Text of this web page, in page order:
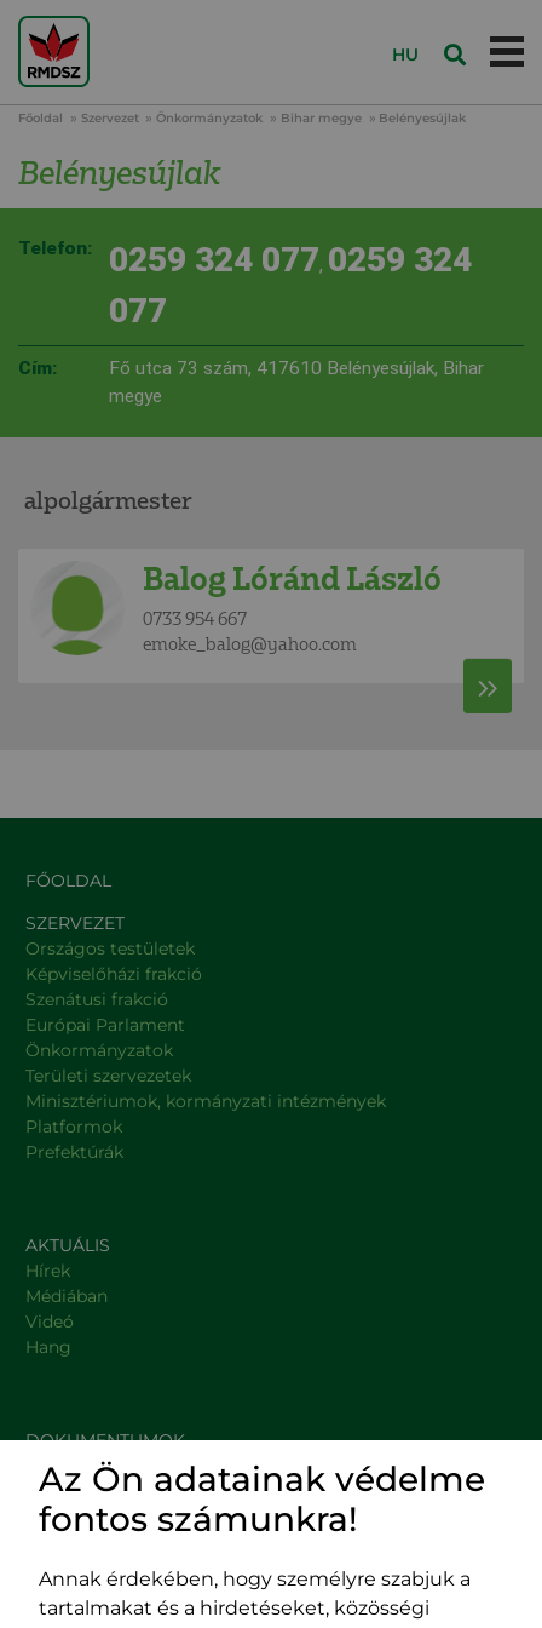
HU
Főoldal Szervezet Önkormányzatok Bihar megye Belényesújlak
Belényesújlak
Telefon: 0259 324 077, 0259 324
077
Cím:
Fő utca 73 szám, 417610 Belényesújlak, Bihar
megye
alpolgármester
Balog Lóránd László
0733 954 667
emoke_balog@yahoo.com
FŐOLDAL
SZERVEZET
Országos testületek
Képviselőházi frakció
Szenátusi frakció
Európai Parlament
Önkormányzatok
Területi szervezetek
Minisztériumok, kormányzati intézmények
Platformok
Prefektúrák
AKTUÁLIS
Hírek
Médiában
Videó
Hang
DOKUMENTUMOK
HASZNOS LINKEK
Impresszum
Az Ön adatainak védelme
fontos számunkra!
Annak érdekében, hogy személyre szabjuk a
tartalmakat és a hirdetéseket, közösségi